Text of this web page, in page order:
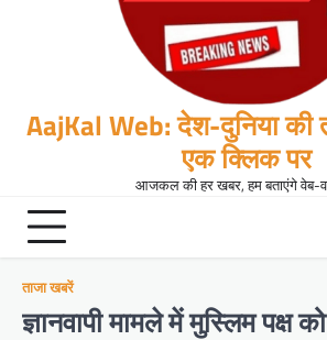
AajKal Web: देश-दुनिया की
एक क्लिक पर
आजकल की हर खबर, हम बताएंगे वेब-
ताजा खबरें
ज्ञानवापी मामले में मुस्लिम पक्ष